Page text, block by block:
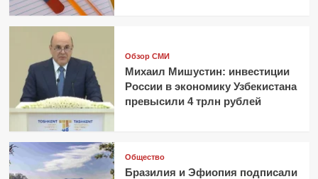
Обзор СМИ
Михаил Мишустин: инвестиции
России в экономику Узбекистана
превысили 4 трлн рублей
Общество
Бразилия и Эфиопия подписали